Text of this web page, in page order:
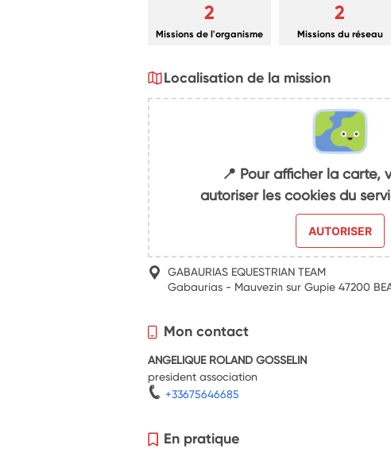
2
Missions de l'organisme
2
Missions du réseau
Localisation de la mission
📍 Pour afficher la carte,
autoriser les cookies du
AUTORISER
GABAURIAS EQUESTRIAN TEAM
Gabaurias - Mauvezin sur Gupie 47200
Mon contact
ANGELIQUE ROLAND GOSSELIN
president association
+33675646685
En pratique